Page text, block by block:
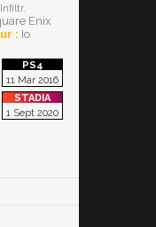
Enix
: Io
11 Mar 2016
1 Sept 2020